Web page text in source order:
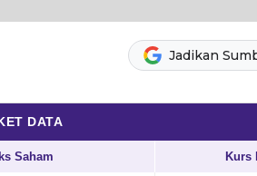
Jadikan
DATA
Saham Kurs